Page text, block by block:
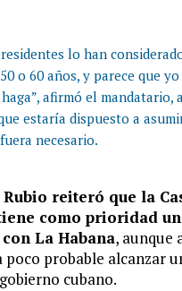
lo han
o 60 años, y parece que yo
afirmó el mandatario,
estaría dispuesto a
necesario.
reiteró que la
como prioridad
La Habana, aunque
poco probable alcanzar
cubano.